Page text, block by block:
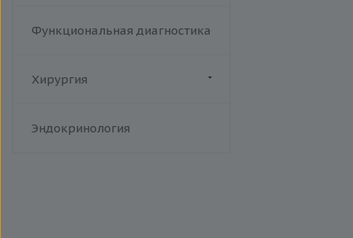
Функциональная диагностика
Хирургия
Эндокринология